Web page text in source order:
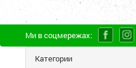
Ми в соцмережах:
Категории